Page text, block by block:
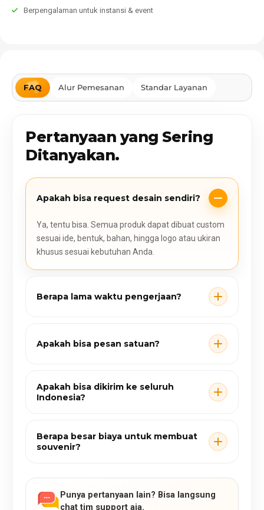
Berpengalaman untuk instansi & event
FAQ Alur Pemesanan Standar Layanan
Pertanyaan yang Sering
Ditanyakan.
Apakah bisa request desain sendiri?
Ya, tentu bisa. Semua produk dapat dibuat custom
sesuai ide, bentuk, bahan, hingga logo atau ukiran
khusus sesuai kebutuhan Anda.
Berapa lama waktu pengerjaan?
Apakah bisa pesan satuan?
Apakah bisa dikirim ke seluruh
Indonesia?
Berapa besar biaya untuk membuat
souvenir?
Punya pertanyaan lain? Bisa langsung
chat tim support aja.